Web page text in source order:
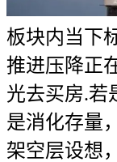
板块内当下
推进压降正
光去买房.若
是消化存量
架空层设想